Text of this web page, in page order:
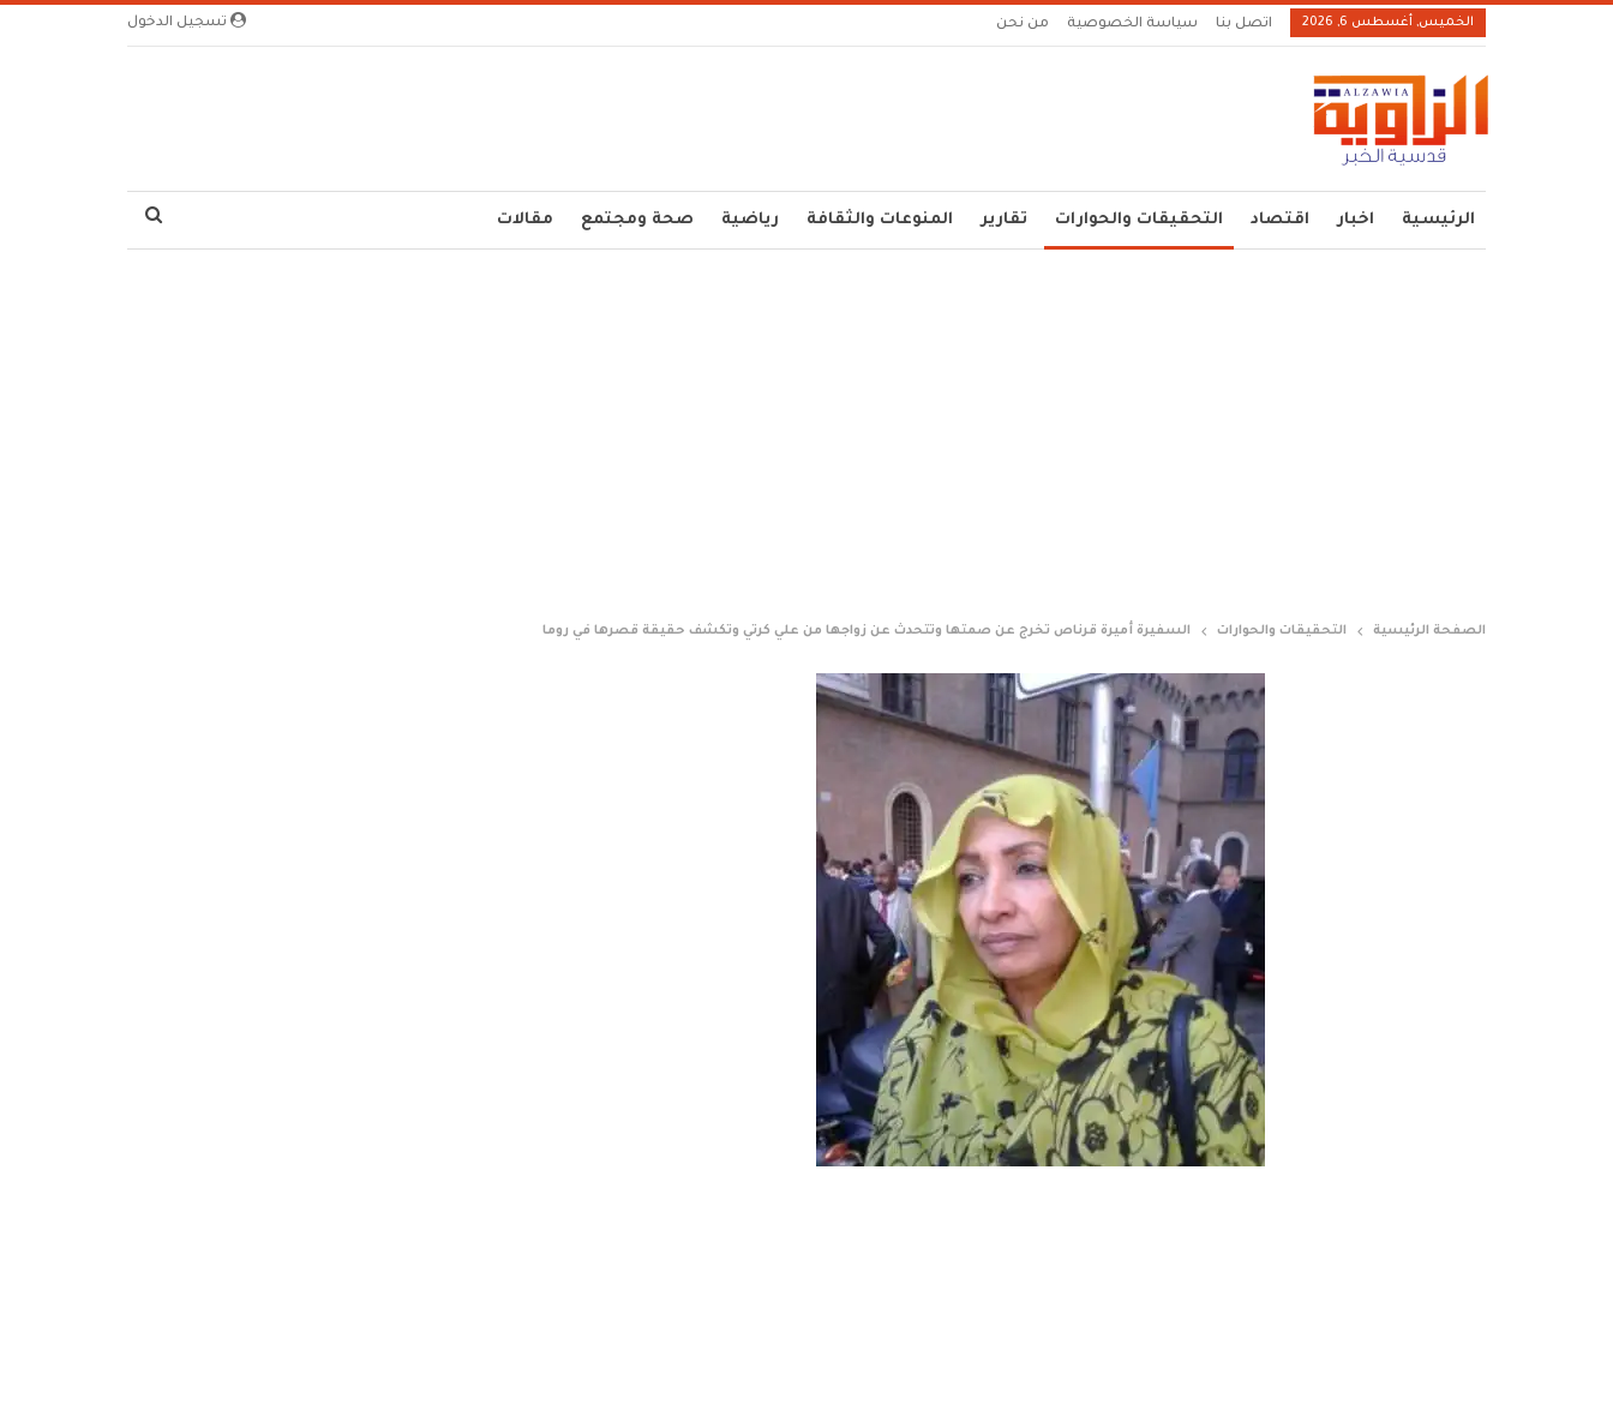
تسجيل الدخول الخميس, أغسطس 6, 2026 اتصل بنا سياسة الخصوصية من نحن
الرئيسية اخبار اقتصاد التحقيقات والحوارات تقارير المنوعات والثقافة رياضية صحة ومجتمع مقالات
الصفحة الرئيسية التحقيقات والحوارات السفيرة أميرة قرناص تخرج عن صمتها وتتحدث عن زواجها من علي كرتي وتكشف حقيقة قصرها في روما